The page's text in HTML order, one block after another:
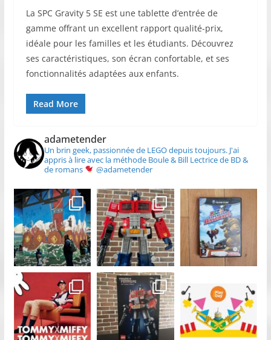
La SPC Gravity 5 SE est une tablette d’entrée de
gamme offrant un excellent rapport qualité-prix,
idéale pour les familles et les étudiants. Découvrez
ses caractéristiques, son écran confortable, et ses
fonctionnalités adaptées aux enfants.
Read More
adametender
Un brin geek, passionnée de LEGO depuis toujours.J'ai
appris à lire avec la méthode Boule & Bill Lectrice de BD &
de romans
@adametender